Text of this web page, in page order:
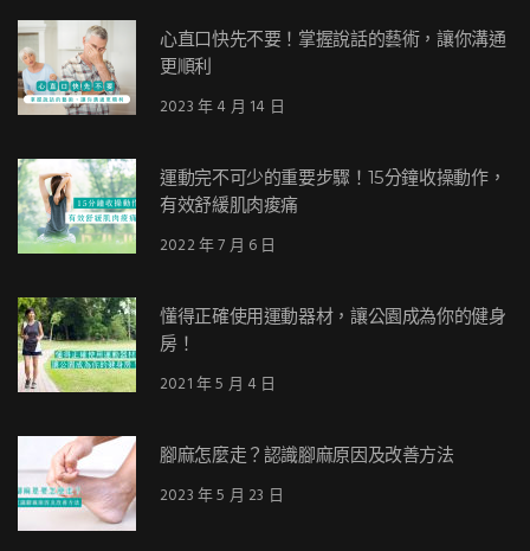
心直口快先不要！掌握說話的藝術，讓你溝通
更順利
2023 年 4 月 14 日
運動完不可少的重要步驟！15分鐘收操動作，
有效舒緩肌肉痠痛
2022 年 7 月 6 日
懂得正確使用運動器材，讓公園成為你的健身
房！
2021 年 5 月 4 日
腳麻怎麼走？認識腳麻原因及改善方法
2023 年 5 月 23 日